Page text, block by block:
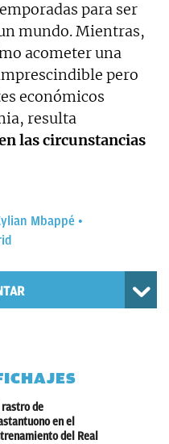
para ser
mundo. Mientras,
acometer una
pero
económicos
resulta
las circunstancias
Mbappé
rastro de
en el
del Real